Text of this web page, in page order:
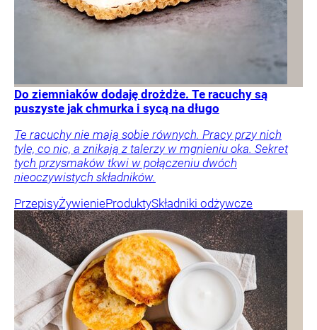
Do ziemniaków dodaję drożdże. Te racuchy są
puszyste jak chmurka i sycą na długo
Te racuchy nie mają sobie równych. Pracy przy nich
tyle, co nic, a znikają z talerzy w mgnieniu oka. Sekret
tych przysmaków tkwi w połączeniu dwóch
nieoczywistych składników.
PrzepisyŻywienieProduktySkładniki odżywcze